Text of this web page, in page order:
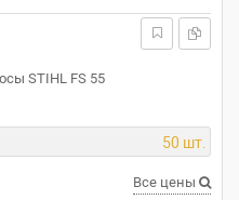
STIHL FS 55
50 шт.
Все цены